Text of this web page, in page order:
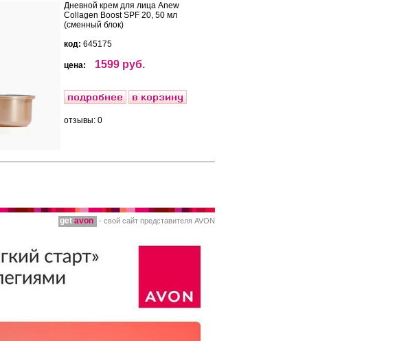
Дневной крем для лица Anew
Collagen Boost SPF 20, 50 мл
(сменный блок)
код: 645175
цена: 1599 руб.
отзывы: 0
get avon - свой сайт представителя AVON